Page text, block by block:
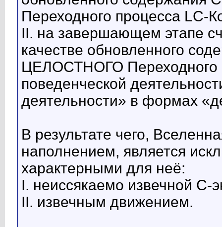
Переходного процесса LC-
II. на завершающем этапе
качестве обновленного
ЦЕЛОСТНОГО Переходного
поведенческой
деятельности» в формах
В результате чего,
наполнением, является
характерными для неё:
I. неиссякаемо извечной С-
II. извечным движением.